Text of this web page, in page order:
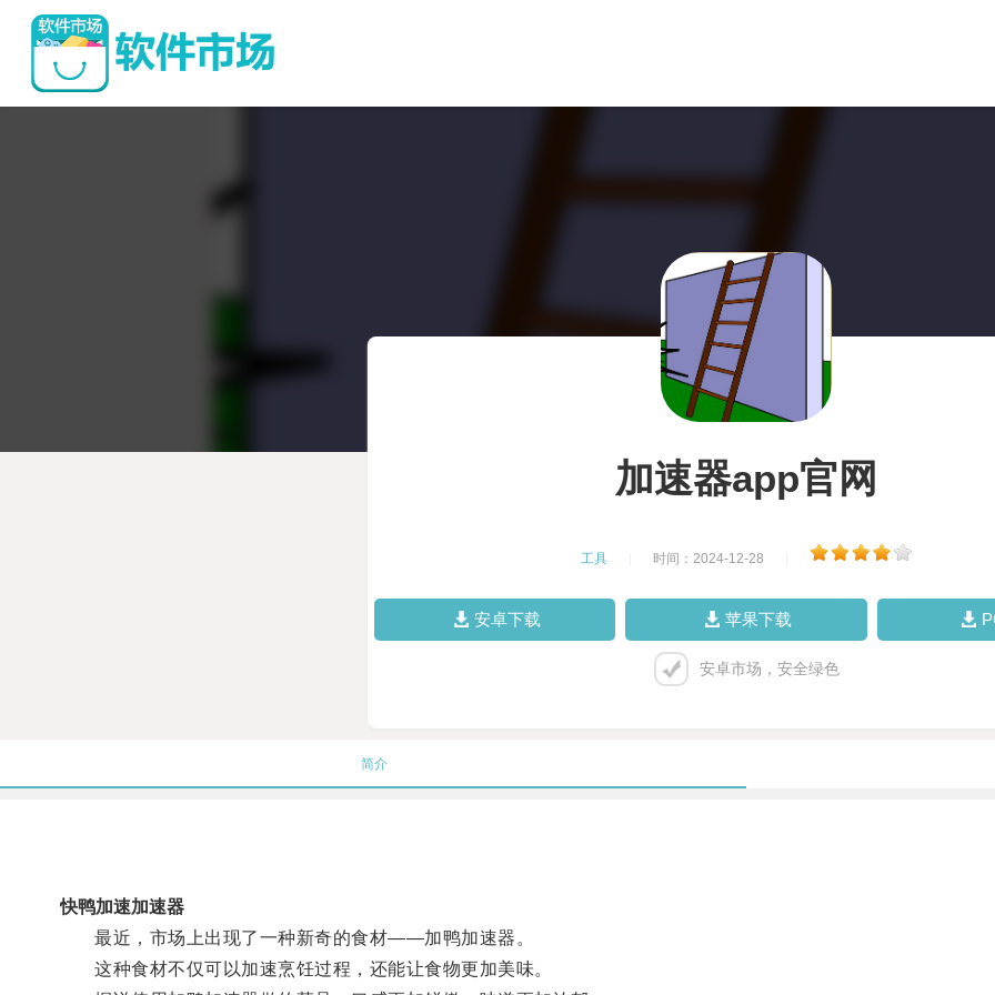
加速器app官网
工具 时间：2024-12-28
安卓下载 苹果下载
安卓市场，安全绿色
简介
快鸭加速加速器
最近，市场上出现了一种新奇的食材——加鸭加速器。
这种食材不仅可以加速烹饪过程，还能让食物更加美味。